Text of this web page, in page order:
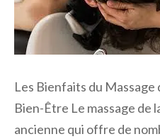
Les Bienfaits du
Bien-Être Le massage de
ancienne qui offre de